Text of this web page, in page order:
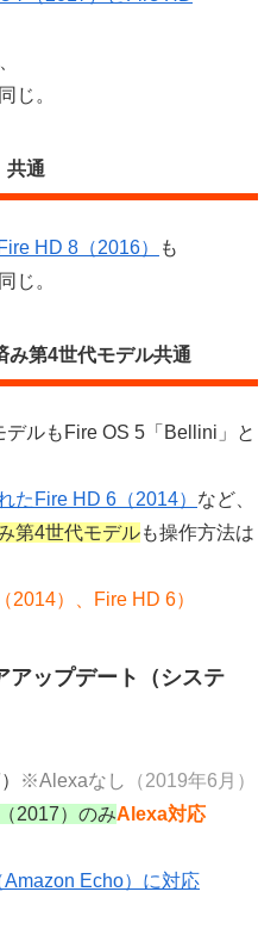
じ。
共通
HD 8（2016）
も
じ。
み第4世代モデル共通
ルもFire OS 5「Bellini」と
たFire HD 6（2014） など、
第4世代モデルも操作方法は
2014）、Fire HD 6）
アップデート（システ
※Alexaなし
（2019年6月）
2017）のみAlexa対応
Echo）に対応